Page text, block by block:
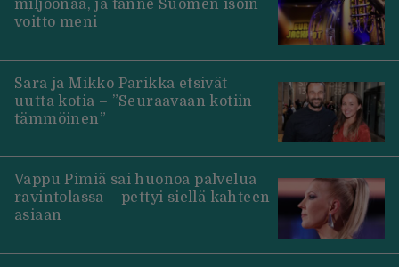
miljoonaa, ja tänne Suomen isoin
voitto meni
Sara ja Mikko Parikka etsivät
uutta kotia – ”Seuraavaan kotiin
tämmöinen”
Vappu Pimiä sai huonoa palvelua
ravintolassa – pettyi siellä kahteen
asiaan